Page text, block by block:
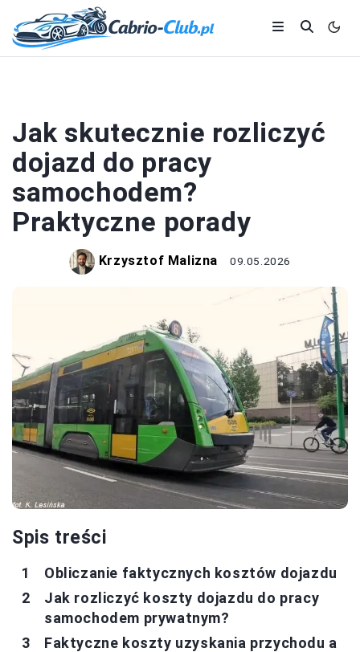
Jak skutecznie rozliczyć
dojazd do pracy
samochodem?
Praktyczne porady
Krzysztof Malizna 09.05.2026
Spis treści
Obliczanie faktycznych kosztów dojazdu
Jak rozliczyć koszty dojazdu do pracy
samochodem prywatnym?
Faktyczne koszty uzyskania przychodu a